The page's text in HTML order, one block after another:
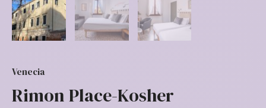
Venecia
Rimon Place-Kosher